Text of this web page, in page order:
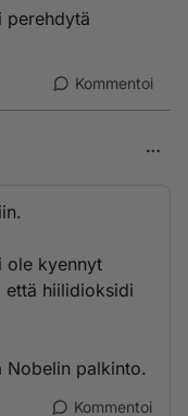
perehdytä
Kommentoi
ole kyennyt
että hiilidioksidi
Nobelin palkinto.
Kommentoi